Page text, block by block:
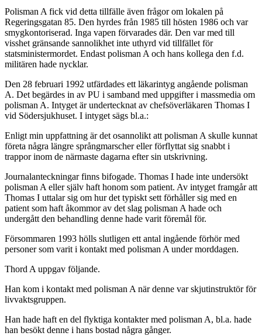
Polisman A fick vid detta tillfälle även frågor om lokalen på
Regeringsgatan 85. Den hyrdes från 1985 till hösten 1986 och var
smygkontoriserad. Inga vapen förvarades där. Den var med till
visshet gränsande sannolikhet inte uthyrd vid tillfället för
statsministermordet. Endast polisman A och hans kollega den f.d.
militären hade nycklar.
Den 28 februari 1992 utfärdades ett läkarintyg angående polisman
A. Det begärdes in av PU i samband med uppgifter i massmedia om
polisman A. Intyget är undertecknat av chefsöverläkaren Thomas I
vid Södersjukhuset. I intyget sägs bl.a.:
Enligt min uppfattning är det osannolikt att polisman A skulle kunnat
företa några längre språngmarscher eller förflyttat sig snabbt i
trappor inom de närmaste dagarna efter sin utskrivning.
Journalanteckningar finns bifogade. Thomas I hade inte undersökt
polisman A eller själv haft honom som patient. Av intyget framgår att
Thomas I uttalar sig om hur det typiskt sett förhåller sig med en
patient som haft åkommor av det slag polisman A hade och
undergått den behandling denne hade varit föremål för.
Försommaren 1993 hölls slutligen ett antal ingående förhör med
personer som varit i kontakt med polisman A under morddagen.
Thord A uppgav följande.
Han kom i kontakt med polisman A när denne var skjutinstruktör för
livvaktsgruppen.
Han hade haft en del flyktiga kontakter med polisman A, bl.a. hade
han besökt denne i hans bostad några gånger.